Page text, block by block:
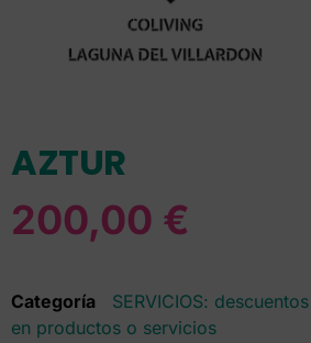
AZTUR
200,00 €
Categoría
SERVICIOS: descuentos
en productos o servicios